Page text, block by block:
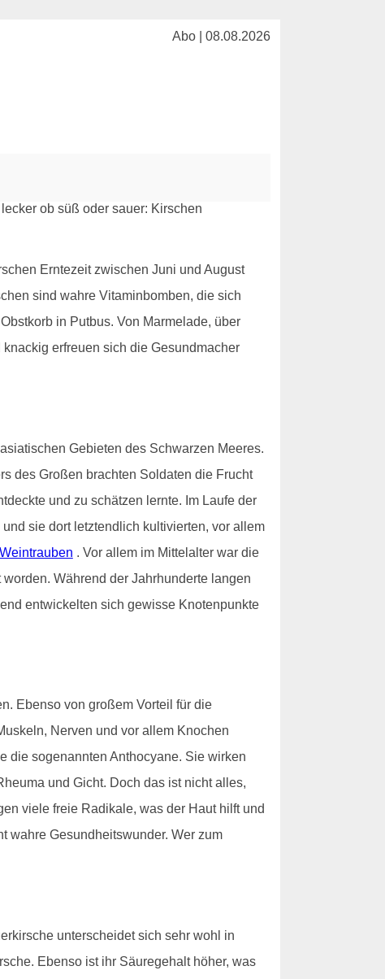
Abo | 08.08.2026
Erntezeit zwischen Juni und August
sind wahre Vitaminbomben, die sich
in Putbus. Von Marmelade, über
erfreuen sich die Gesundmacher
Gebieten des Schwarzen Meeres.
des Großen brachten Soldaten die Frucht
und zu schätzen lernte. Im Laufe der
sie dort letztendlich kultivierten, vor allem
Weintrauben . Vor allem im Mittelalter war die
Während der Jahrhunderte langen
entwickelten sich gewisse Knotenpunkte
Ebenso von großem Vorteil für die
Nerven und vor allem Knochen
die sogenannten Anthocyane. Sie wirken
und Gicht. Doch das ist nicht alles,
viele freie Radikale, was der Haut hilft und
wahre Gesundheitswunder. Wer zum
unterscheidet sich sehr wohl in
Ebenso ist ihr Säuregehalt höher, was